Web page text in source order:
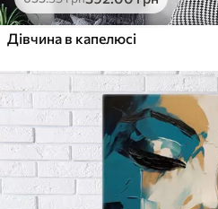
.00грн
✓Яскраві, насичені кольори
✓ Безпечне чорнило без запаху
✓ Поверхня з текстурою полотна
✓Екологічний матеріал
Дівчина в капелюсі